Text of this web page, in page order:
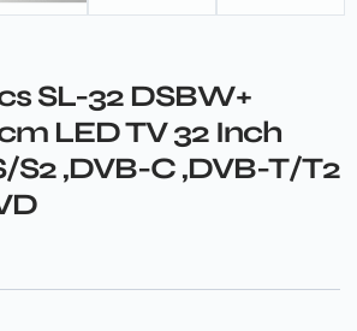
SL-32 DSBW+
LED TV 32 Inch
S2 ,DVB-C ,DVB-T/T2